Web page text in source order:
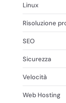
Linux
Risoluzione
SEO
Sicurezza
Velocità
Web Hosting